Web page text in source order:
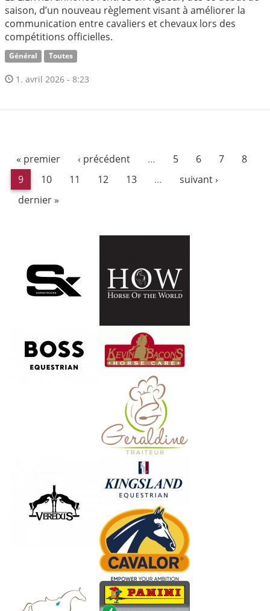
saison, d’un nouveau règlement visant à améliorer la
communication entre cavaliers et chevaux lors des
compétitions officielles.
Général Toutes
1. avril 2026 - 8:23
« premier ‹ précédent … 5 6 7
8
9
10 11 12 13 …
suivant ›
dernier »